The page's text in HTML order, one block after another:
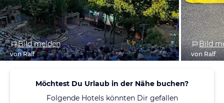
Bild melden
von Ralf
Bild
von Ralf
Möchtest Du Urlaub in der Nähe buchen?
Folgende Hotels könnten Dir gefallen